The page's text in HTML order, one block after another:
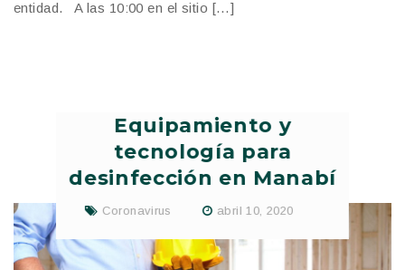
entidad. A las 10:00 en el sitio […]
Equipamiento y
tecnología para
desinfección en Manabí
Coronavirus abril 10, 2020